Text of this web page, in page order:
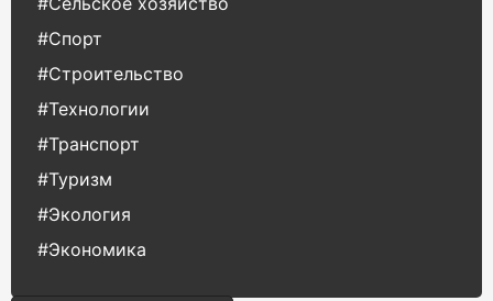
#Спорт
#Строительство
#Технологии
#Транспорт
#Туризм
#Экология
#Экономика